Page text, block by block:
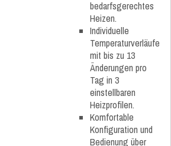
bedarfsgerechtes
Heizen.
Individuelle
Temperaturverläufe
mit bis zu 13
Änderungen pro
Tag in 3
einstellbaren
Heizprofilen.
Komfortable
Konfiguration und
Bedienung über